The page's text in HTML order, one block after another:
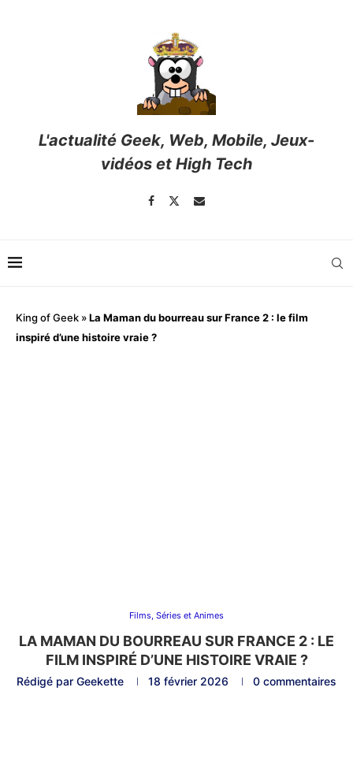
L'actualité Geek, Web, Mobile, Jeux-
vidéos et High Tech
King of Geek »La Maman du bourreau sur France 2 : le film
inspiré d’une histoire vraie ?
Films, Séries et Animes
LA MAMAN DU BOURREAU SUR FRANCE 2 : LE
FILM INSPIRÉ D’UNE HISTOIRE VRAIE ?
Rédigé par Geekette 18 février 2026 0 commentaires